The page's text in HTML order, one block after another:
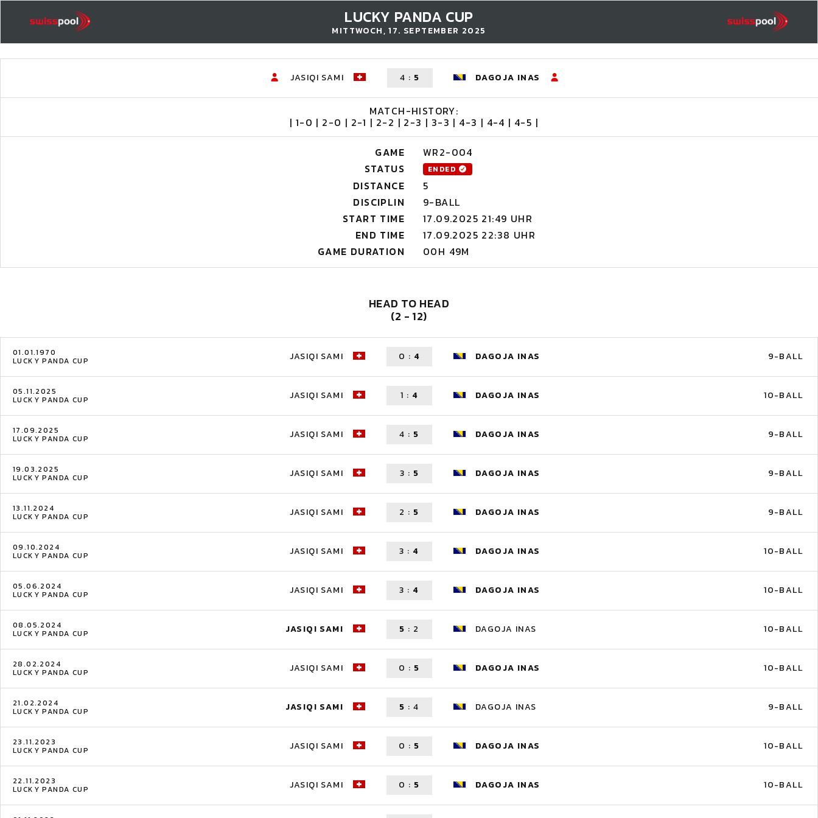
LUCKY PANDA CUP
MITTWOCH, 17. SEPTEMBER 2025
JASIQI SAMI 4 : 5 DAGOJA INAS
MATCH-HISTORY:
| 1-0 | 2-0 | 2-1 | 2-2 | 2-3 | 3-3 | 4-3 | 4-4 | 4-5 |
GAME
WR2-004
STATUS
ENDED
DISTANCE
5
DISCIPLIN
9-BALL
START TIME
17.09.2025 21:49 UHR
END TIME
17.09.2025 22:38 UHR
GAME DURATION
00H 49M
HEAD TO HEAD
(2 - 12)
01.01.1970
LUCKY PANDA CUP JASIQI SAMI 0 : 4 DAGOJA INAS 9-BALL
05.11.2025
LUCKY PANDA CUP JASIQI SAMI 1 : 4 DAGOJA INAS 10-BALL
17.09.2025
LUCKY PANDA CUP JASIQI SAMI 4 : 5 DAGOJA INAS 9-BALL
19.03.2025
LUCKY PANDA CUP JASIQI SAMI 3 : 5 DAGOJA INAS 9-BALL
13.11.2024
LUCKY PANDA CUP JASIQI SAMI 2 : 5 DAGOJA INAS 9-BALL
09.10.2024
LUCKY PANDA CUP JASIQI SAMI 3 : 4 DAGOJA INAS 10-BALL
05.06.2024
LUCKY PANDA CUP JASIQI SAMI 3 : 4 DAGOJA INAS 10-BALL
08.05.2024
LUCKY PANDA CUP JASIQI SAMI 5 : 2 DAGOJA INAS 10-BALL
28.02.2024
LUCKY PANDA CUP JASIQI SAMI 0 : 5 DAGOJA INAS 10-BALL
21.02.2024
LUCKY PANDA CUP JASIQI SAMI 5 :4 DAGOJA INAS 9-BALL
23.11.2023
LUCKY PANDA CUP JASIQI SAMI 0 : 5 DAGOJA INAS 10-BALL
22.11.2023
LUCKY PANDA CUP JASIQI SAMI 0 : 5 DAGOJA INAS 10-BALL